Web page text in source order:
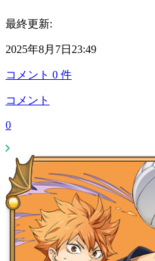
最終更新:
2025年8月7日23:49
コメント 0 件
コメント
0